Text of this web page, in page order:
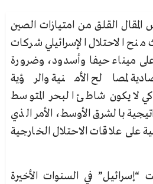
المقال القلق من امتيازات الصين
الاحتلال الإسرائيلي شركات
ميناء حيفا وأسدود، وضرورة
لمصالح الأمنية والرؤية
كي لا يكون شاطئ البحر المتوسط
بالشرق الأوسط، الأمر الذي
على علاقات الاحتلال الخارجية
في السنوات الأخيرة